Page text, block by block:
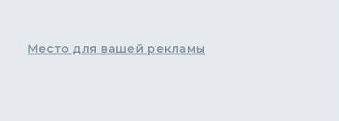
Место для вашей рекламы